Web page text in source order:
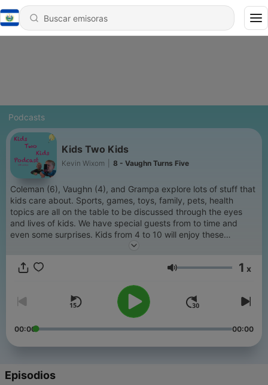
Podcasts
Kids Two Kids
Kevin Wixom 8 - Vaughn Turns Five
Coleman (6), Vaughn (4), and Grampa explore lots of stuff that
kids care about. Sports, games, toys, family, pets, health
topics are all on the table to be discussed through the eyes
and lives of kids. We have special guests from to time and
even some surprises. Kids from 4 to 10 will enjoy these
Volumen 1 x
00:00 00:00
Episodios